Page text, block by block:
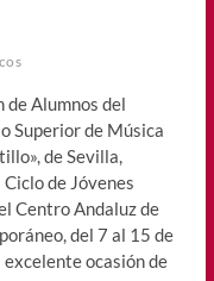
de Alumnos del
Superior de Música
de Sevilla,
de Jóvenes
Centro Andaluz de
del 7 al 15 de
excelente ocasión de